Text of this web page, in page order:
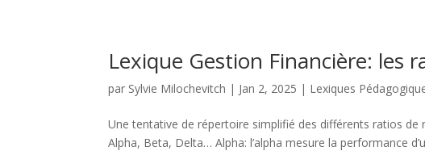
Lexique Gestion Financière: les
par Sylvie Milochevitch | Jan 2, 2025 | Lexiques
Une tentative de répertoire simplifié des différents ratios
Alpha, Beta, Delta… Alpha: l’alpha mesure la performance